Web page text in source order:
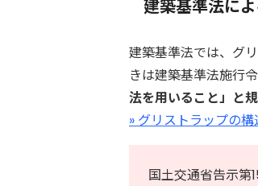
建築基準法に
建築基準法では、グ
きは建築基準法施行令
法を用いること」と
» グリストラップの
国土交通省告示第